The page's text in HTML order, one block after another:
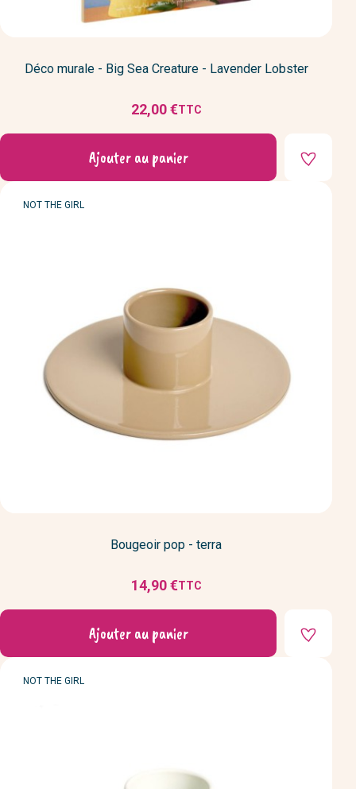
Déco murale - Big Sea Creature - Lavender Lobster
Prix
22,00 €TTC
Ajouter au panier
MARQUE
NOT THE GIRL
Bougeoir pop - terra
Prix
14,90 €TTC
Ajouter au panier
MARQUE
NOT THE GIRL